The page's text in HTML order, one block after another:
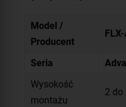
Model /
Producent
Seria
Wysokość
montażu
2 do